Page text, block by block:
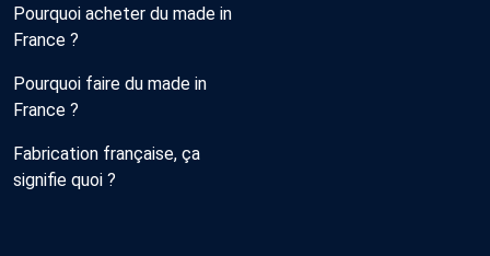
Pourquoi acheter du made in
France ?
Pourquoi faire du made in
France ?
Fabrication française, ça
signifie quoi ?